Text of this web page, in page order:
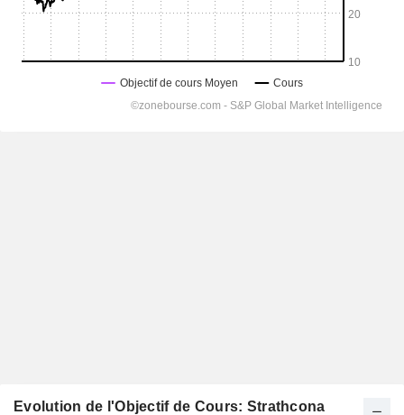
Evolution de l'Objectif de Cours: Strathcona